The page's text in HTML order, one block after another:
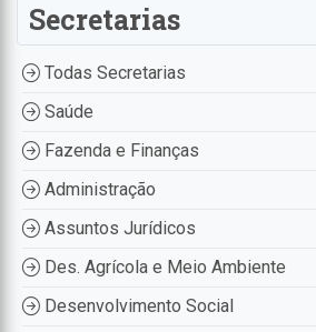
Secretarias
Todas Secretarias
Saúde
Fazenda e Finanças
Administração
Assuntos Jurídicos
Des. Agrícola e Meio Ambiente
Desenvolvimento Social